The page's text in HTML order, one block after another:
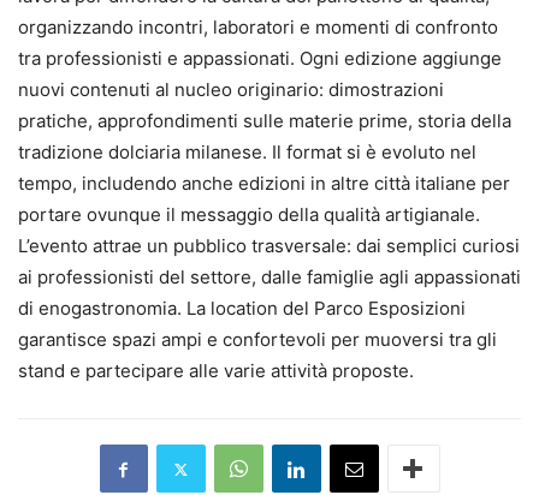
organizzando incontri, laboratori e momenti di confronto
tra professionisti e appassionati. Ogni edizione aggiunge
nuovi contenuti al nucleo originario: dimostrazioni
pratiche, approfondimenti sulle materie prime, storia della
tradizione dolciaria milanese. Il format si è evoluto nel
tempo, includendo anche edizioni in altre città italiane per
portare ovunque il messaggio della qualità artigianale.
L’evento attrae un pubblico trasversale: dai semplici curiosi
ai professionisti del settore, dalle famiglie agli appassionati
di enogastronomia. La location del Parco Esposizioni
garantisce spazi ampi e confortevoli per muoversi tra gli
stand e partecipare alle varie attività proposte.